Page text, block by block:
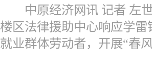
中原经济网讯 记者 左
楼区法律援助中心响应学
就业群体劳动者，开展“春